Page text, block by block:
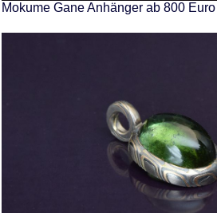
Mokume Gane Anhänger ab 800 Euro